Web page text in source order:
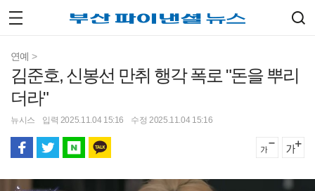
연예 >
김준호, 신봉선 만취 행각 폭로 "돈을 뿌리
더라"
뉴시스 입력 2025.11.04 15:16 수정 2025.11.04 15:16